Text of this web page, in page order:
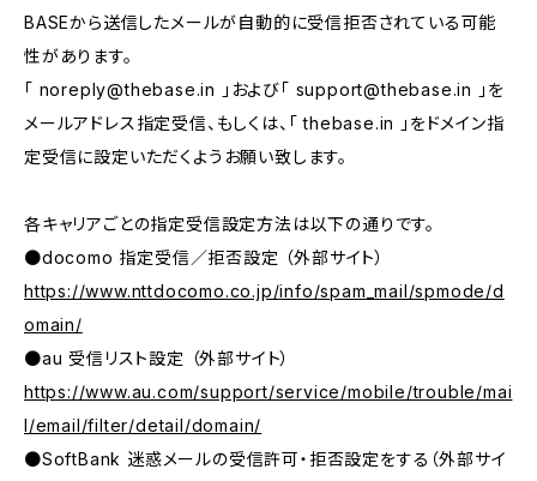
BASEから送信したメールが自動的に受信拒否されている可能
性があります。
「 noreply@thebase.in 」および「 support@thebase.in
」を
メールアドレス指定受信、もしくは、「 thebase.in 」をドメイン指
定受信に設定いただくようお願い致します。
各キャリアごとの指定受信設定方法は以下の通りです。
●docomo 指定受信／拒否設定 （外部サイト）
https://www.nttdocomo.co.jp/info/spam_mail/spmode/d
omain/
●au 受信リスト設定 （外部サイト）
https://www.au.com/support/service/mobile/trouble/mai
l/email/filter/detail/domain/
●SoftBank 迷惑メールの受信許可・拒否設定をする（外部サイ